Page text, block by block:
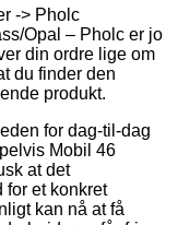
-> Pholc
Opal – Pholc er jo
din ordre lige om
du finder den
produkt.
for dag-til-dag
Mobil 46
at det
for et konkret
kan nå at få